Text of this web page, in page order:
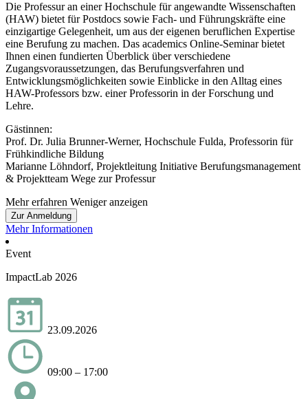
Die Professur an einer Hochschule für angewandte Wissenschaften
(HAW) bietet für Postdocs sowie Fach- und Führungskräfte eine
einzigartige Gelegenheit, um aus der eigenen beruflichen Expertise
eine Berufung zu machen. Das academics Online-Seminar bietet
Ihnen einen fundierten Überblick über verschiedene
Zugangsvoraussetzungen, das Berufungsverfahren und
Entwicklungsmöglichkeiten sowie Einblicke in den Alltag eines
HAW-Professors bzw. einer Professorin in der Forschung und
Lehre.
Gästinnen:
Prof. Dr. Julia Brunner-Werner, Hochschule Fulda, Professorin für
Frühkindliche Bildung
Marianne Löhndorf, Projektleitung Initiative Berufungsmanagement
& Projektteam Wege zur Professur
Mehr erfahren Weniger anzeigen
Zur Anmeldung
Mehr Informationen
Event
ImpactLab 2026
23.09.2026
09:00 – 17:00